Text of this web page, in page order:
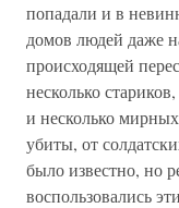
попадали и в
домов людей даже
происходящей
несколько
и несколько
убиты, от
было известно, но
воспользовались